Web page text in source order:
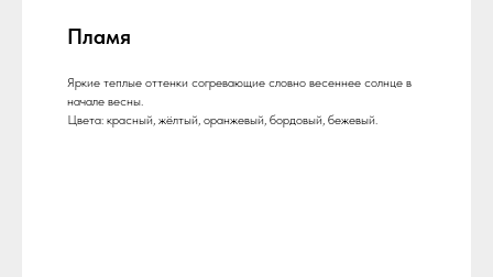
Пламя
Яркие теплые оттенки согревающие словно весеннее солнце в
начале весны.
Цвета: красный, жёлтый, оранжевый, бордовый, бежевый.